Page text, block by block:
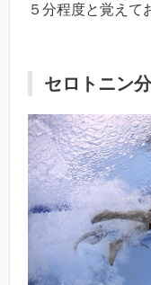
５分程度と覚えて
セロトニン